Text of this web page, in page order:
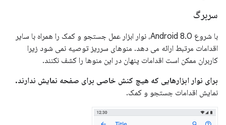
سربرگ
با شروع Android 8.0، نوار ابزار عمل جستجو و کمک را همراه با سایر
اقدامات مرتبط ارائه می دهد. منوهای سرریز توصیه نمی شود زیرا
کاربران ممکن است اقدامات پنهان در این منوها را کشف نکنند.
برای نوار ابزارهایی که هیچ کنش خاصی برای صفحه نمایش ندارند.
نمایش اقدامات جستجو و کمک.